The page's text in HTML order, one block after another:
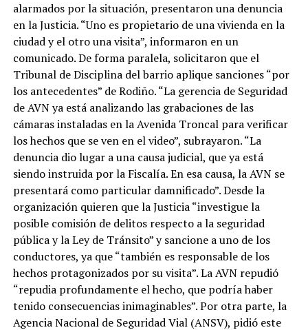
alarmados por la situación, presentaron una denuncia
en la Justicia. “Uno es propietario de una vivienda en la
ciudad y el otro una visita”, informaron en un
comunicado. De forma paralela, solicitaron que el
Tribunal de Disciplina del barrio aplique sanciones “por
los antecedentes” de Rodiño. “La gerencia de Seguridad
de AVN ya está analizando las grabaciones de las
cámaras instaladas en la Avenida Troncal para verificar
los hechos que se ven en el video”, subrayaron. “La
denuncia dio lugar a una causa judicial, que ya está
siendo instruida por la Fiscalía. En esa causa, la AVN se
presentará como particular damnificado”. Desde la
organización quieren que la Justicia “investigue la
posible comisión de delitos respecto a la seguridad
pública y la Ley de Tránsito” y sancione a uno de los
conductores, ya que “también es responsable de los
hechos protagonizados por su visita”. La AVN repudió
“repudia profundamente el hecho, que podría haber
tenido consecuencias inimaginables”. Por otra parte, la
Agencia Nacional de Seguridad Vial (ANSV), pidió este